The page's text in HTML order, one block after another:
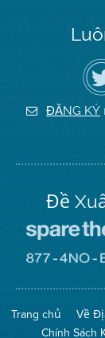
ĐĂNG KÝ
Đề
Trang chủ Về
Chính Sách